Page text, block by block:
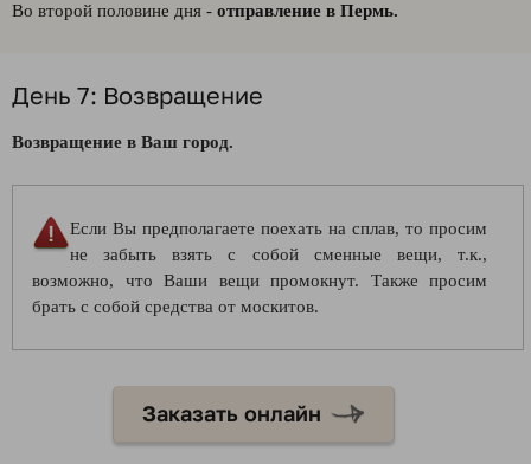
Во второй половине дня - отправление в Пермь.
День 7: Возвращение
Возвращение в Ваш город.
Если Вы предполагаете поехать на сплав, то просим
не забыть взять с собой сменные вещи, т.к.,
возможно, что Ваши вещи промокнут. Также просим
брать с собой средства от москитов.
Заказать онлайн